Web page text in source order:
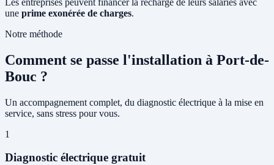
une prime exonérée de charges.
Notre méthode
Comment se passe l'installation à Port-de-
Bouc ?
Un accompagnement complet, du diagnostic électrique à la mise en
service, sans stress pour vous.
1
Diagnostic électrique gratuit